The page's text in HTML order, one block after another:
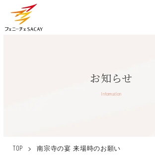
お知らせ
Information
TOP > 南宗寺の宴 来場時のお願い